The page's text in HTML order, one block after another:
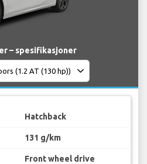
– spesifikasjoner
Hatchback
131 g/km
Front wheel drive